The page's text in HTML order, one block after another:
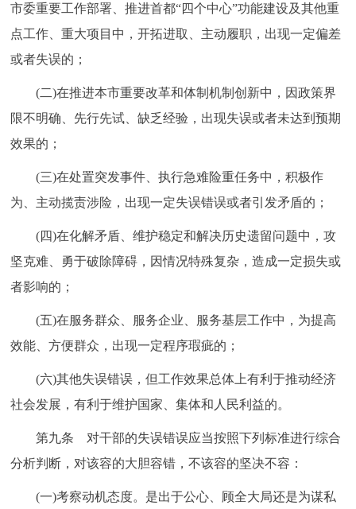
市委重要工作部署、推进首都“四个中心”功能建设及其他重
点工作、重大项目中，开拓进取、主动履职，出现一定偏差
或者失误的；
(二)在推进本市重要改革和体制机制创新中，因政策界
限不明确、先行先试、缺乏经验，出现失误或者未达到预期
效果的；
(三)在处置突发事件、执行急难险重任务中，积极作
为、主动揽责涉险，出现一定失误错误或者引发矛盾的；
(四)在化解矛盾、维护稳定和解决历史遗留问题中，攻
坚克难、勇于破除障碍，因情况特殊复杂，造成一定损失或
者影响的；
(五)在服务群众、服务企业、服务基层工作中，为提高
效能、方便群众，出现一定程序瑕疵的；
(六)其他失误错误，但工作效果总体上有利于推动经济
社会发展，有利于维护国家、集体和人民利益的。
第九条 对干部的失误错误应当按照下列标准进行综合
分析判断，对该容的大胆容错，不该容的坚决不容：
(一)考察动机态度。是出于公心、顾全大局还是为谋私